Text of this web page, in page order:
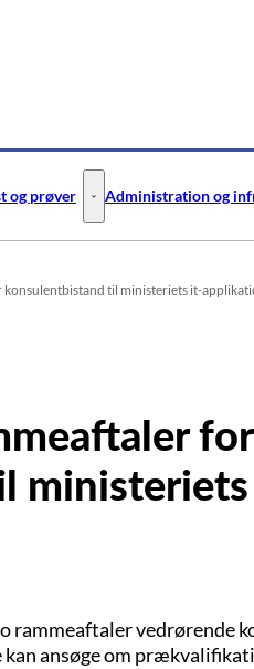
og vejledning - Flere links
og prøver Digitale test og prøver -
Administration og
konsulentbistand til ministeriets it-
for
rammeaftaler vedrørende
ansøge om